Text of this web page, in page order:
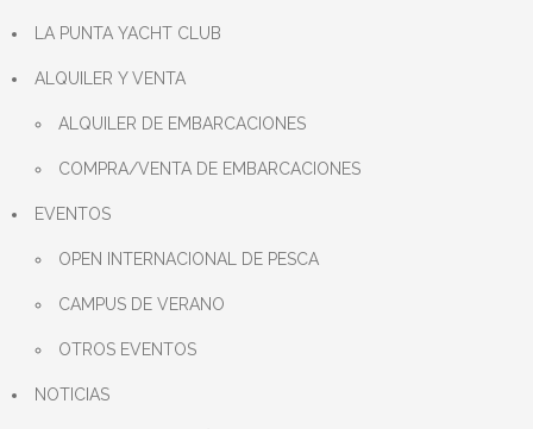
LA PUNTA YACHT CLUB
ALQUILER Y VENTA
ALQUILER DE EMBARCACIONES
COMPRA/VENTA DE EMBARCACIONES
EVENTOS
OPEN INTERNACIONAL DE PESCA
CAMPUS DE VERANO
OTROS EVENTOS
NOTICIAS